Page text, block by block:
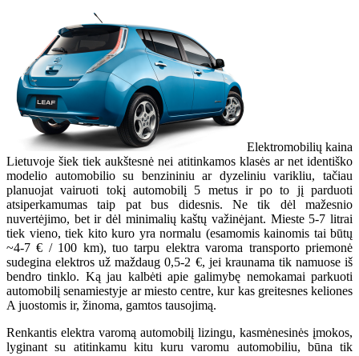
Elektromobilių kaina
Lietuvoje šiek tiek aukštesnė nei atitinkamos klasės ar net identiško
modelio automobilio su benzininiu ar dyzeliniu varikliu, tačiau
planuojat vairuoti tokį automobilį 5 metus ir po to jį parduoti
atsiperkamumas taip pat bus didesnis. Ne tik dėl mažesnio
nuvertėjimo, bet ir dėl minimalių kaštų važinėjant. Mieste 5-7 litrai
tiek vieno, tiek kito kuro yra normalu (esamomis kainomis tai būtų
~4-7 € / 100 km), tuo tarpu elektra varoma transporto priemonė
sudegina elektros už maždaug 0,5-2 €, jei kraunama tik namuose iš
bendro tinklo. Ką jau kalbėti apie galimybę nemokamai parkuoti
automobilį senamiestyje ar miesto centre, kur kas greitesnes keliones
A juostomis ir, žinoma, gamtos tausojimą.
Renkantis elektra varomą automobilį lizingu, kasmėnesinės įmokos,
lyginant su atitinkamu kitu kuru varomu automobiliu, būna tik